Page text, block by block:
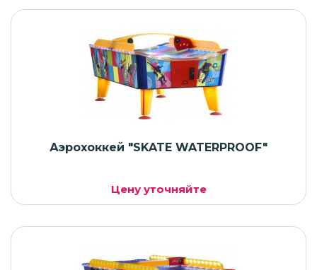
Аэрохоккей "SKATE WATERPROOF"
Цену уточняйте